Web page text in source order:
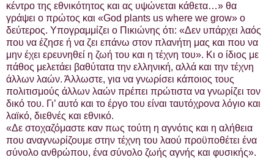
κέντρο της εθνικότητος και ας υψώνεται κάθετα…» θα
γράψει ο πρώτος και «God plants us where we grow» ο
δεύτερος. Υπογραμμίζει ο Πικιώνης ότι: «Δεν υπάρχει λαός
που να έζησε ή να ζει επάνω στον πλανήτη μας και που να
μην έχει ερευνηθεί η ζωή του και η τέχνη του». Κι ο ίδιος με
πάθος μελετάει βαθύτατα την ελληνική, αλλά και την τέχνη
άλλων λαών. Άλλωστε, για να γνωρίσει κάποιος τους
πολιτισμούς άλλων λαών πρέπει πρώτιστα να γνωρίζει τον
δικό του. Γι’ αυτό και το έργο του είναι ταυτόχρονα λόγιο και
λαϊκό, διεθνές και εθνικό.
«Δε στοχαζόμαστε καν πως τούτη η αγνότις και η αλήθεια
που αναγνωρίζουμε στην τέχνη του λαού προϋποθέτει ένα
σύνολο ανθρώπου, ένα σύνολο ζωής αγνής και φυσικής».